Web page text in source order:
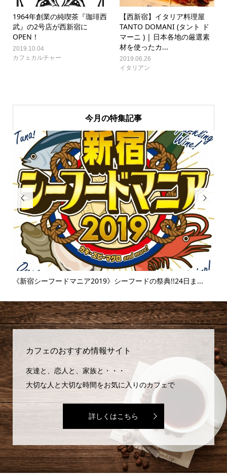
1964年創業の純喫茶『珈琲西
武』の2号店が西新宿に
OPEN！
2019.10.04
カフェカルチャー
【西新宿】イタリア料理屋
TANTO DOMANI (タント ド
マーニ ) | 日本各地の厳選素
材を使ったカ...
2019.06.26
イタリアン
今月の特集記事

《新宿シーフードマニア2019》シーフードの祭典!!24日ま...

カフェのおすすめ情報サイト
友達と、恋人と、家族と・・・
大切な人と大切な時間をお気に入りのカフェで
詳しくはこちら